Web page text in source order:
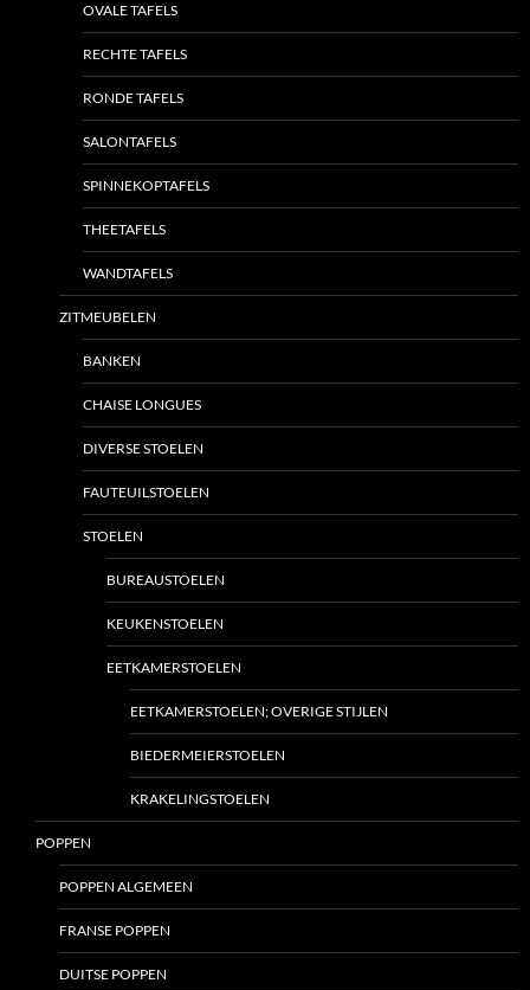
OVALE TAFELS
RECHTE TAFELS
RONDE TAFELS
SALONTAFELS
SPINNEKOPTAFELS
THEETAFELS
WANDTAFELS
ZITMEUBELEN
BANKEN
CHAISE LONGUES
DIVERSE STOELEN
FAUTEUILSTOELEN
STOELEN
BUREAUSTOELEN
KEUKENSTOELEN
EETKAMERSTOELEN
EETKAMERSTOELEN; OVERIGE STIJLEN
BIEDERMEIERSTOELEN
KRAKELINGSTOELEN
POPPEN
POPPEN ALGEMEEN
FRANSE POPPEN
DUITSE POPPEN